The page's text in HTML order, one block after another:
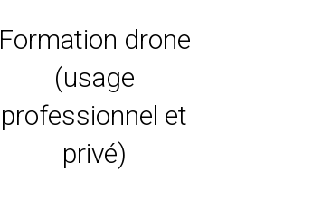
Formation drone
(usage
professionnel et
privé)